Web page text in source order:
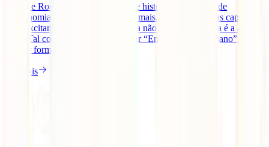
Falar de Roma é falar de cultura, de história, de cinema, de
gastronomia, de futebol e de muito mais. Roma é uma das capitais
mais excitantes da Europa. Se ainda não a visitaste, agora é a altura
certa. Tal como diz o ditado popular “Em Roma Sê Romano”, e a
melhor forma de o fazer é [...]
Ler mais